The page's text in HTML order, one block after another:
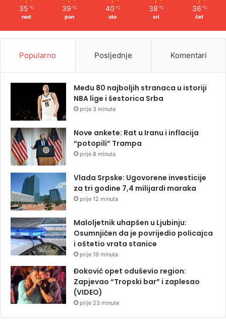
35 ℃
ned
39 ℃
pon
40 ℃
uto
38 ℃
sri
36 ℃
čet
Popularno Posljednje Komentari
Među 80 najboljih stranaca u istoriji
NBA lige i šestorica Srba
prije 3 minute
Nove ankete: Rat u Iranu i inflacija
“potopili” Trampa
prije 8 minuta
Vlada Srpske: Ugovorene investicije
za tri godine 7,4 milijardi maraka
prije 12 minuta
Maloljetnik uhapšen u Ljubinju:
Osumnjičen da je povrijedio policajca
i oštetio vrata stanice
prije 19 minuta
Đoković opet oduševio region:
Zapjevao “Tropski bar” i zaplesao
(VIDEO)
prije 23 minute